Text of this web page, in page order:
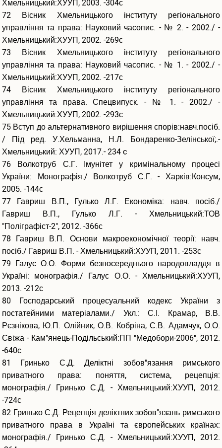
Хмельницький:ХУУП, 2003. -304с
72 Вісник Хмельницького інституту регіонального
управління та права: Науковий часопис. - № 2. - 2002./ -
Хмельницький:ХУУП, 2002. -269с
73 Вісник Хмельницького інституту регіонального
управління та права: Науковий часопис. - № 1. - 2002./ -
Хмельницький:ХУУП, 2002. -217с
74 Вісник Хмельницького інституту регіонального
управління та права. Спецвипуск. - № 1. - 2002./ -
Хмельницький:ХУУП, 2002. -293с
75 Вступ до альтернативного вирішення спорів:навч.посіб.
/ Під ред. У.Хельманна, Н.Л. Бондаренко-Зелінської;.-
Хмельницький: ХУУП, 2017.- 234 c
76 Волкотруб С.Г. Імунітет у кримінальному процесі
України: Монографія./ Волкотруб С.Г. - Харків:Консум,
2005. -144с
77 Гавриш В.П., Гулько Л.Г. Економіка: навч. посіб./
Гавриш В.П., Гулько Л.Г. - Хмельницький:ТОВ
"Поліграфіст-2", 2012. -366с
78 Гавриш В.П. Основи макроекономічної теорії: навч.
посіб./ Гавриш В.П. - Хмельницький:ХУУП, 2011. -253с
79 Галус О.О. Форми безпосереднього народовладдя в
Україні: монографія./ Галус О.О. - Хмельницький:ХУУП,
2013. -212с
80 Господарський процесуальний кодекс України з
постатейними матеріалами./ Укл.: С.І. Крамар, В.В.
Рєзнікова, Ю.П. Олійник, О.В. Кобріна, С.В. Адамчук, О.О.
Свіжа - Кам"янець-Подільський:ПП "Медобори-2006", 2012.
-640с
81 Гринько С.Д. Деліктні зобов"язання римського
приватного права: поняття, система, рецепція:
монографія./ Гринько С.Д. - Хмельницький:ХУУП, 2012.
-724с
82 Гринько С.Д. Рецепція деліктних зобов"язань римського
приватного права в Україні та європейських країнах:
монографія./ Гринько С.Д. - Хмельницький:ХУУП, 2012.